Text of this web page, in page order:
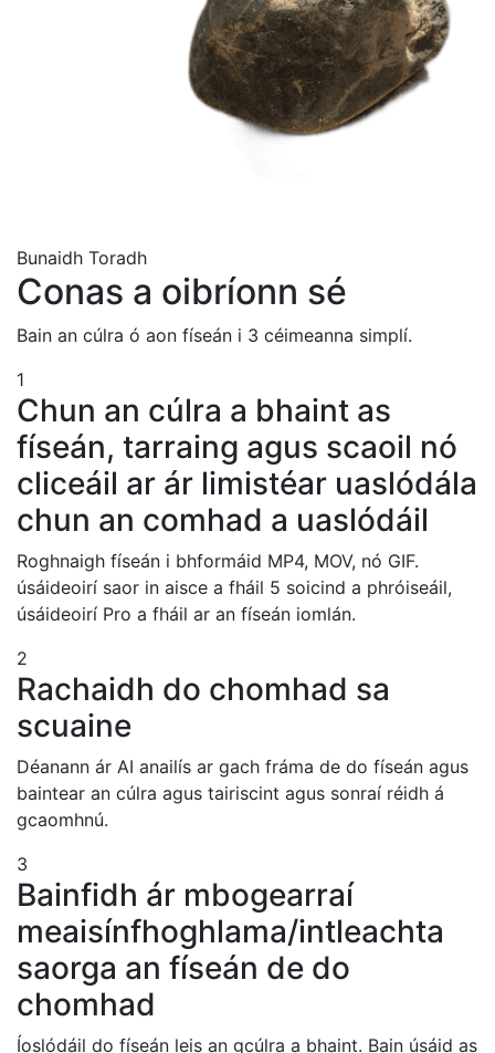
Bunaidh Toradh
Conas a oibríonn sé
Bain an cúlra ó aon físeán i 3 céimeanna simplí.
1
Chun an cúlra a bhaint as
físeán, tarraing agus scaoil nó
cliceáil ar ár limistéar uaslódála
chun an comhad a uaslódáil
Roghnaigh físeán i bhformáid MP4, MOV, nó GIF.
úsáideoirí saor in aisce a fháil 5 soicind a phróiseáil,
úsáideoirí Pro a fháil ar an físeán iomlán.
2
Rachaidh do chomhad sa
scuaine
Déanann ár AI anailís ar gach fráma de do físeán agus
baintear an cúlra agus tairiscint agus sonraí réidh á
gcaomhnú.
3
Bainfidh ár mbogearraí
meaisínfhoghlama/intleachta
saorga an físeán de do
chomhad
Íoslódáil do físeán leis an gcúlra a bhaint. Bain úsáid as